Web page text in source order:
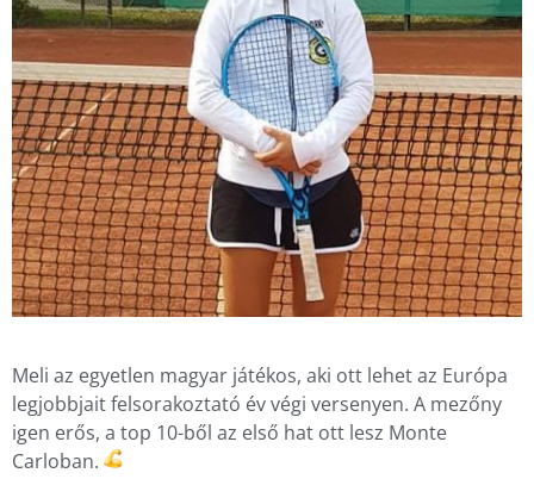
Meli az egyetlen magyar játékos, aki ott lehet az Európa
legjobbjait felsorakoztató év végi versenyen. A mezőny
igen erős, a top 10-ből az első hat ott lesz Monte
Carloban.